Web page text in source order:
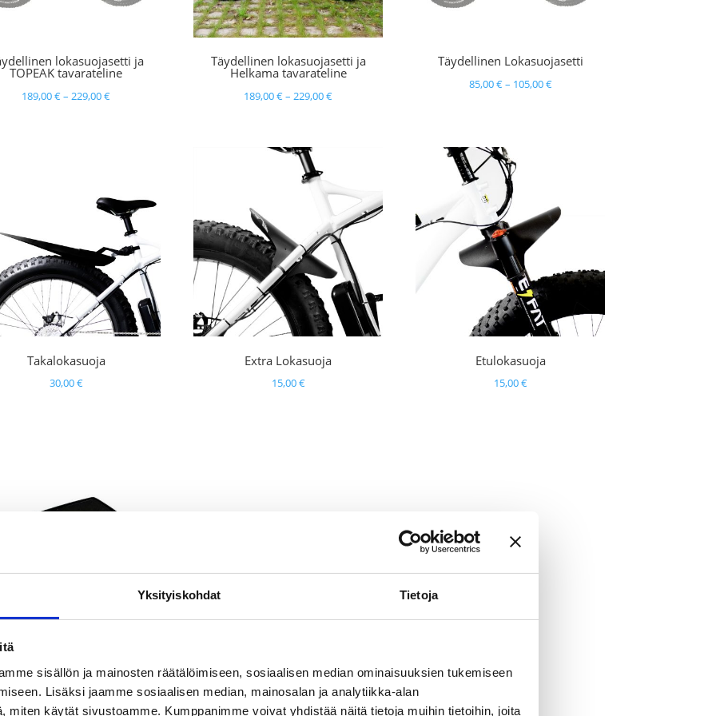
Yksityiskohdat Tietoja
sisällön ja mainosten räätälöimiseen, sosiaalisen median ominaisuuksien tukemiseen
Lisäksi jaamme sosiaalisen median, mainosalan ja analytiikka-alan
miten käytät sivustoamme. Kumppanimme voivat yhdistää näitä tietoja muihin tietoihin, joita
lokasuojasetti ja
TOPEAK tavarateline
189,00€– 229,00€Hintaluokka:
Täydellinen lokasuojasetti ja
Helkama tavarateline
189,00€– 229,00€Hintaluokka:
Täydellinen Lokasuojasetti
85,00€– 105,00€Hintaluokka:
Takalokasuoja
30,00€
Extra Lokasuoja
15,00€
Etulokasuoja
15,00€
40,00€